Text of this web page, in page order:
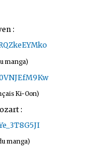
:
manga)
Ki-Oon)
:
manga)